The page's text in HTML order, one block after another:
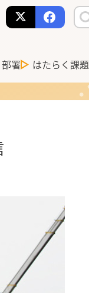
署 はたらく課題